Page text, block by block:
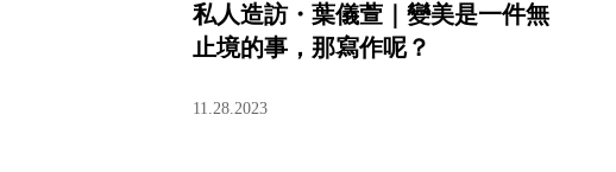
私人造訪・葉儀萱｜變美是一件無
止境的事，那寫作呢？
11.28.2023